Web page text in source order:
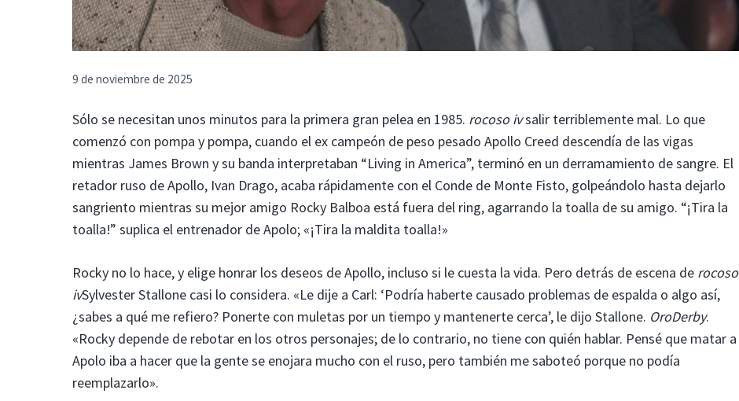
9 de noviembre de 2025
Sólo se necesitan unos minutos para la primera gran pelea en 1985. rocoso ivsalir terriblemente mal. Lo que
comenzó con pompa y pompa, cuando el ex campeón de peso pesado Apollo Creed descendía de las vigas
mientras James Brown y su banda interpretaban “Living in America”, terminó en un derramamiento de sangre. El
retador ruso de Apollo, Ivan Drago, acaba rápidamente con el Conde de Monte Fisto, golpeándolo hasta dejarlo
sangriento mientras su mejor amigo Rocky Balboa está fuera del ring, agarrando la toalla de su amigo. “¡Tira la
toalla!” suplica el entrenador de Apolo; «¡Tira la maldita toalla!»
Rocky no lo hace, y elige honrar los deseos de Apollo, incluso si le cuesta la vida. Pero detrás de escena de rocoso
ivSylvester Stallone casi lo considera. «Le dije a Carl: ‘Podría haberte causado problemas de espalda o algo así,
¿sabes a qué me refiero? Ponerte con muletas por un tiempo y mantenerte cerca’, le dijo Stallone. OroDerby.
«Rocky depende de rebotar en los otros personajes; de lo contrario, no tiene con quién hablar. Pensé que matar a
Apolo iba a hacer que la gente se enojara mucho con el ruso, pero también me saboteó porque no podía
reemplazarlo».